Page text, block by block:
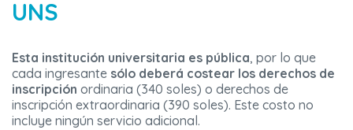
UNS
Esta institución universitaria es pública, por lo que
cada ingresante sólo deberá costear los derechos de
inscripción ordinaria (340 soles) o derechos de
inscripción extraordinaria (390 soles). Este costo no
incluye ningún servicio adicional.